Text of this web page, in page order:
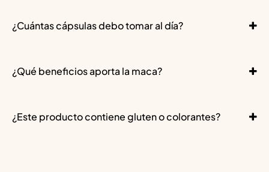
¿Cuántas cápsulas debo tomar al día?
¿Qué beneficios aporta la maca?
¿Este producto contiene gluten o colorantes?